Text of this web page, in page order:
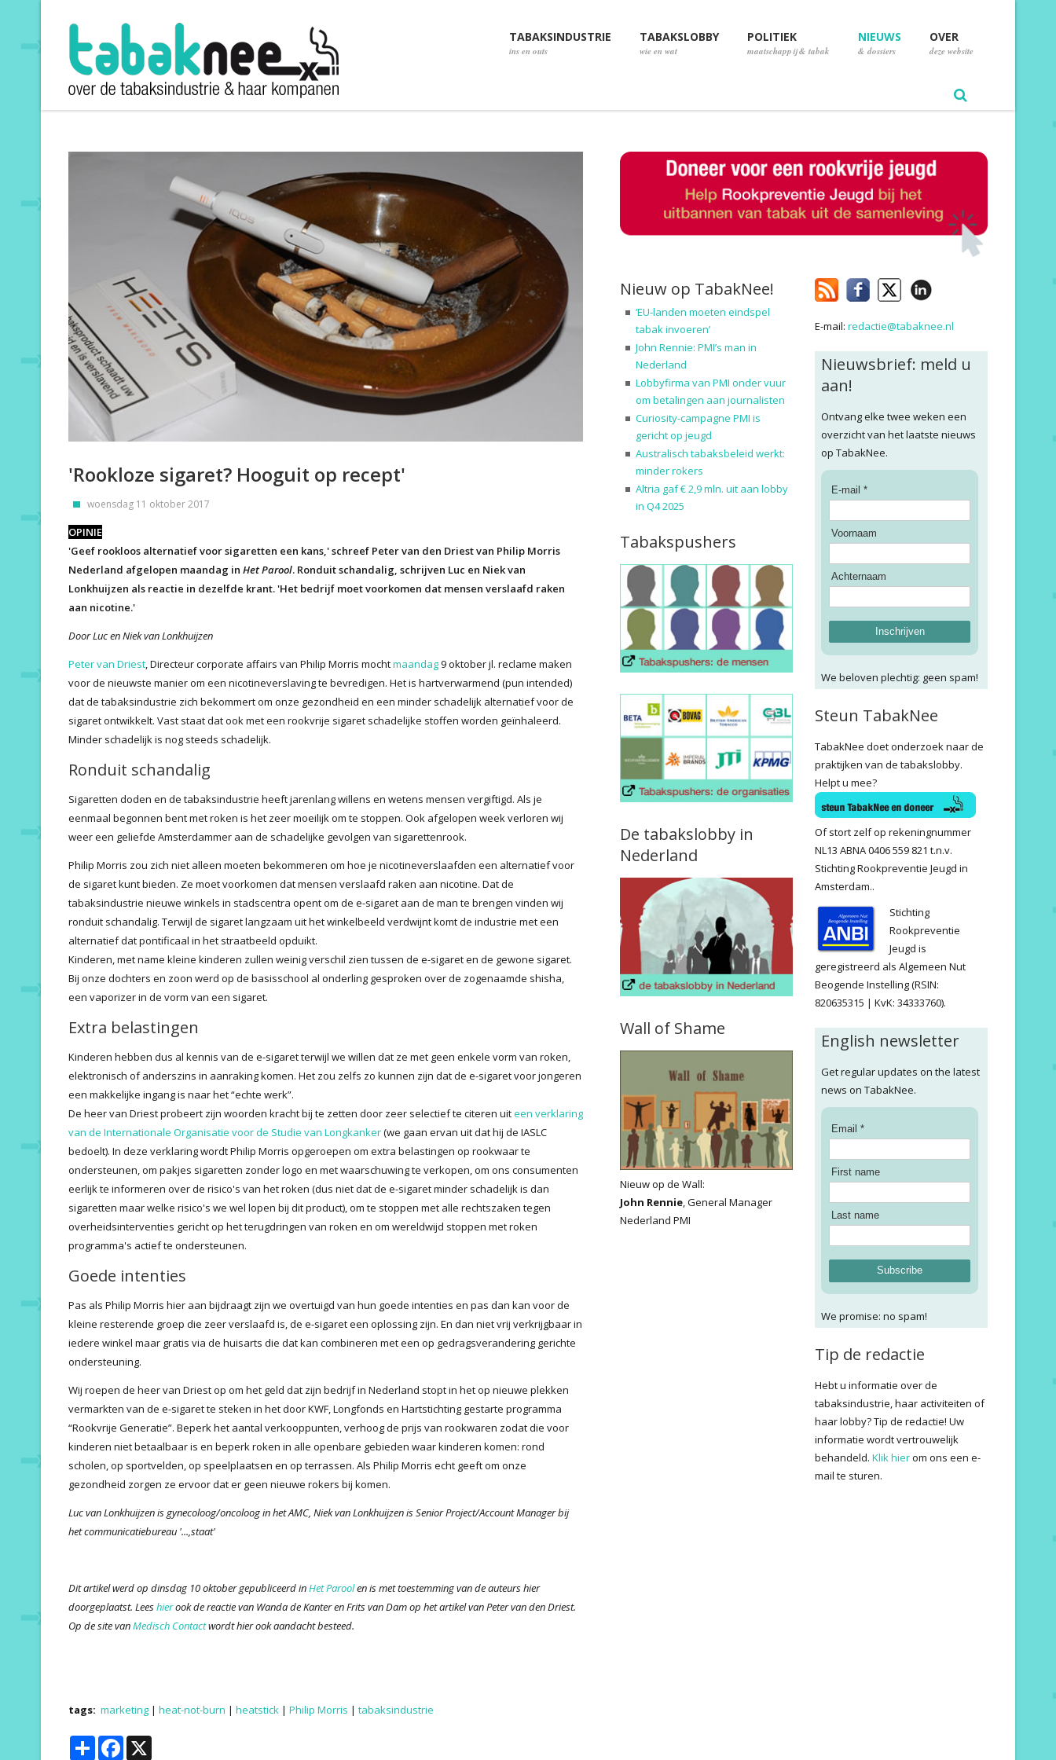
TABAKSINDUSTRIE
ins en outs
TABAKSLOBBY
wie en wat
POLITIEK
maatschappij & tabak
NIEUWS
& dossiers
OVER
deze website
'Rookloze sigaret? Hooguit op recept'
woensdag 11 oktober 2017
OPINIE
'Geef rookloos alternatief voor sigaretten een kans,' schreef Peter van den Driest van Philip Morris
Nederland afgelopen maandag in Het Parool. Ronduit schandalig, schrijven Luc en Niek van
Lonkhuijzen als reactie in dezelfde krant. 'Het bedrijf moet voorkomen dat mensen verslaafd raken
aan nicotine.'
Door Luc en Niek van Lonkhuijzen
Peter van Driest, Directeur corporate affairs van Philip Morris mochtmaandag9 oktober jl. reclame maken
voor de nieuwste manier om een nicotineverslaving te bevredigen. Het is hartverwarmend (pun intended)
dat de tabaksindustrie zich bekommert om onze gezondheid en een minder schadelijk alternatief voor de
sigaret ontwikkelt. Vast staat dat ook met een rookvrije sigaret schadelijke stoffen worden geïnhaleerd.
Minder schadelijk is nog steeds schadelijk.
Ronduit schandalig
Sigaretten doden en de tabaksindustrie heeft jarenlang willens en wetens mensen vergiftigd. Als je
eenmaal begonnen bent met roken is het zeer moeilijk om te stoppen. Ook afgelopen week verloren wij
weer een geliefde Amsterdammer aan de schadelijke gevolgen van sigarettenrook.
Philip Morris zou zich niet alleen moeten bekommeren om hoe je nicotineverslaafden een alternatief voor
de sigaret kunt bieden. Ze moet voorkomen dat mensen verslaafd raken aan nicotine. Dat de
tabaksindustrie nieuwe winkels in stadscentra opent om de e-sigaret aan de man te brengen vinden wij
ronduit schandalig. Terwijl de sigaret langzaam uit het winkelbeeld verdwijnt komt de industrie met een
alternatief dat pontificaal in het straatbeeld opduikt.
Kinderen, met name kleine kinderen zullen weinig verschil zien tussen de e-sigaret en de gewone sigaret.
Bij onze dochters en zoon werd op de basisschool al onderling gesproken over de zogenaamde shisha,
een vaporizer in de vorm van een sigaret.
Extra belastingen
Kinderen hebben dus al kennis van de e-sigaret terwijl we willen dat ze met geen enkele vorm van roken,
elektronisch of anderszins in aanraking komen. Het zou zelfs zo kunnen zijn dat de e-sigaret voor jongeren
een makkelijke ingang is naar het “echte werk”.
De heer van Driest probeert zijn woorden kracht bij te zetten door zeer selectief te citeren uiteen verklaring
van de Internationale Organisatie voor de Studie van Longkanker(we gaan ervan uit dat hij de IASLC
bedoelt). In deze verklaring wordt Philip Morris opgeroepen om extra belastingen op rookwaar te
ondersteunen, om pakjes sigaretten zonder logo en met waarschuwing te verkopen, om ons consumenten
eerlijk te informeren over de risico's van het roken (dus niet dat de e-sigaret minder schadelijk is dan
sigaretten maar welke risico's we wel lopen bij dit product), om te stoppen met alle rechtszaken tegen
overheidsinterventies gericht op het terugdringen van roken en om wereldwijd stoppen met roken
programma's actief te ondersteunen.
Goede intenties
Pas als Philip Morris hier aan bijdraagt zijn we overtuigd van hun goede intenties en pas dan kan voor de
kleine resterende groep die zeer verslaafd is, de e-sigaret een oplossing zijn. En dan niet vrij verkrijgbaar in
iedere winkel maar gratis via de huisarts die dat kan combineren met een op gedragsverandering gerichte
ondersteuning.
Wij roepen de heer van Driest op om het geld dat zijn bedrijf in Nederland stopt in het op nieuwe plekken
vermarkten van de e-sigaret te steken in het door KWF, Longfonds en Hartstichting gestarte programma
“Rookvrije Generatie”. Beperk het aantal verkooppunten, verhoog de prijs van rookwaren zodat die voor
kinderen niet betaalbaar is en beperk roken in alle openbare gebieden waar kinderen komen: rond
scholen, op sportvelden, op speelplaatsen en op terrassen. Als Philip Morris echt geeft om onze
gezondheid zorgen ze ervoor dat er geen nieuwe rokers bij komen.
Luc van Lonkhuijzen is gynecoloog/oncoloog in het AMC, Niek van Lonkhuijzen is Senior Project/Account Manager bij
het communicatiebureau '...,staat'
Dit artikel werd op dinsdag 10 oktober gepubliceerd inHet Paroolen is met toestemming van de auteurs hier
doorgeplaatst. Leeshierook de reactie van Wanda de Kanter en Frits van Dam op het artikel van Peter van den Driest.
Op de site vanMedisch Contactwordt hier ook aandacht besteed.
tags: marketing | heat-not-burn | heatstick | Philip Morris | tabaksindustrie
Share Facebook
Nieuw op TabakNee!
‘EU-landen moeten eindspel
tabak invoeren’
John Rennie: PMI’s man in
Nederland
Lobbyfirma van PMI onder vuur
om betalingen aan journalisten
Curiosity-campagne PMI is
gericht op jeugd
Australisch tabaksbeleid werkt:
minder rokers
Altria gaf € 2,9 mln. uit aan lobby
in Q4 2025
Tabakspushers
De tabakslobby in
Nederland
Wall of Shame
Nieuw op de Wall:
John Rennie, General Manager
Nederland PMI
E-mail:redactie@tabaknee.nl
Nieuwsbrief: meld u
aan!
Ontvang elke twee weken een
overzicht van het laatste nieuws
op TabakNee.
E-mail *
Voornaam
Achternaam
Inschrijven
We beloven plechtig: geen spam!
Steun TabakNee
TabakNee doet onderzoek naar de
praktijken van de tabakslobby.
Helpt u mee?
Of stort zelf op rekeningnummer
NL13 ABNA 0406 559 821 t.n.v.
Stichting Rookpreventie Jeugd in
Amsterdam..
Stichting
Rookpreventie
Jeugd is
geregistreerd als Algemeen Nut
Beogende Instelling (RSIN:
820635315 | KvK: 34333760).
English newsletter
Get regular updates on the latest
news on TabakNee.
Email *
First name
Last name
Subscribe
We promise: no spam!
Tip de redactie
Hebt u informatie over de
tabaksindustrie, haar activiteiten of
haar lobby? Tip de redactie! Uw
informatie wordt vertrouwelijk
behandeld.Klik hierom ons een e-
mail te sturen.